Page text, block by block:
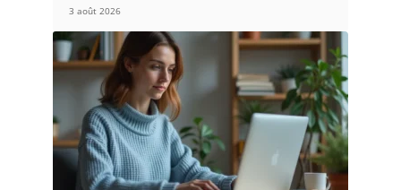
3 août 2026